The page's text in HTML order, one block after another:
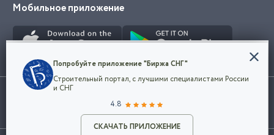
Разместить объявление
Мобильное приложение
Использование сайта, в том числе подача объявлений, означает
марки представленные на сайте являются собственностью их
Конфиденциальность
Мы используем файлы cookie, чтобы сделать
наш сайт удобным для каждого
Политикой конфиденциальности компании
и принимаете условия использования cookie.
Попробуйте приложение "Биржа СНГ"
Строительный портал, с лучшими специалистами России
и СНГ
4.8
СКАЧАТЬ ПРИЛОЖЕНИЕ